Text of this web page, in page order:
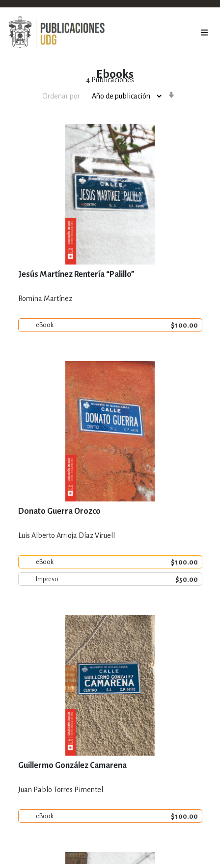
Ebooks
4 Publicaciones
Ordenar por
Jesús Martínez Rentería “Palillo”
Romina Martínez
eBook $100.00
Donato Guerra Orozco
Luis Alberto Arrioja Díaz Viruell
eBook $100.00
Impreso $50.00
Guillermo González Camarena
Juan Pablo Torres Pimentel
eBook $100.00